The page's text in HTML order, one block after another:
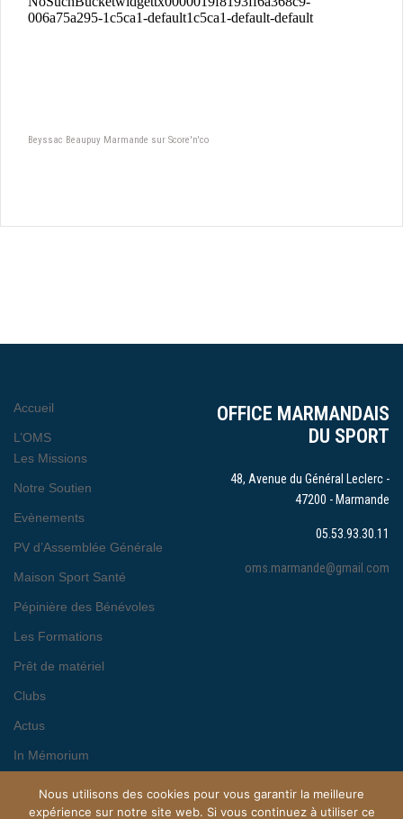
Beyssac Beaupuy Marmande sur Score'n'co
OFFICE MARMANDAIS
DU SPORT
48, Avenue du Général Leclerc -
47200 - Marmande
05.53.93.30.11
oms.marmande@gmail.com
Accueil
L’OMS
Les Missions
Notre Soutien
Evènements
PV d’Assemblée Générale
Maison Sport Santé
Pépinière des Bénévoles
Les Formations
Prêt de matériel
Clubs
Actus
In Mémorium
Nous utilisons des cookies pour vous garantir la meilleure
expérience sur notre site web. Si vous continuez à utiliser ce